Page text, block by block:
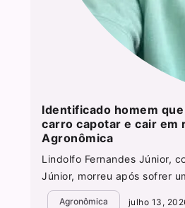
Identificado homem
carro capotar e cair em
Agronômica
Lindolfo Fernandes Júnior,
Júnior, morreu após sofrer
Agronômica julho 13,